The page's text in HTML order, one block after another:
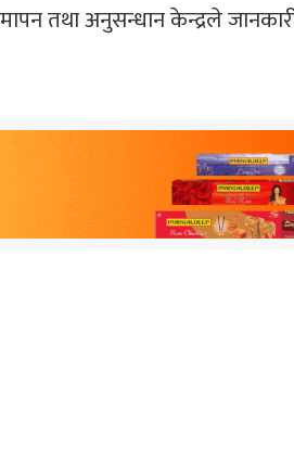
तथा अनुसन्धान केन्द्रले